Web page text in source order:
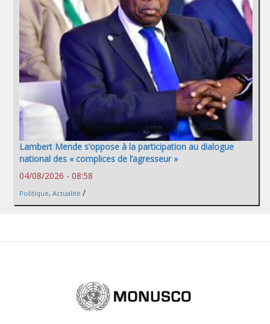
Lambert Mende s’oppose à la participation au dialogue
national des « complices de l’agresseur »
04/08/2026 - 08:58
Politique, Actualité /